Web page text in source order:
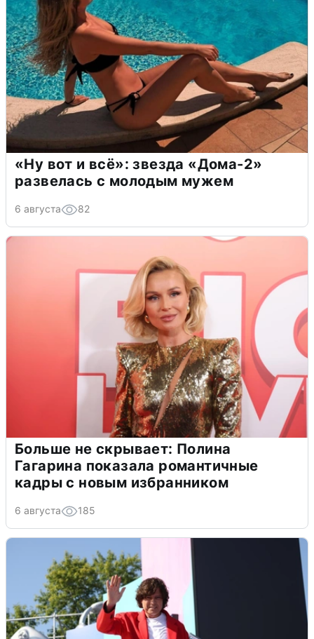
«Ну вот и всё»: звезда «Дома-2»
развелась с молодым мужем
6 августа 82
Больше не скрывает: Полина
Гагарина показала романтичные
кадры с новым избранником
6 августа 185